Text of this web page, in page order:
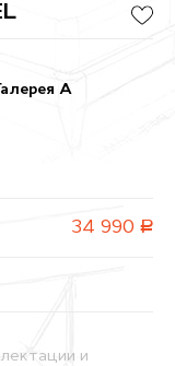
A
34 990 руб.
и